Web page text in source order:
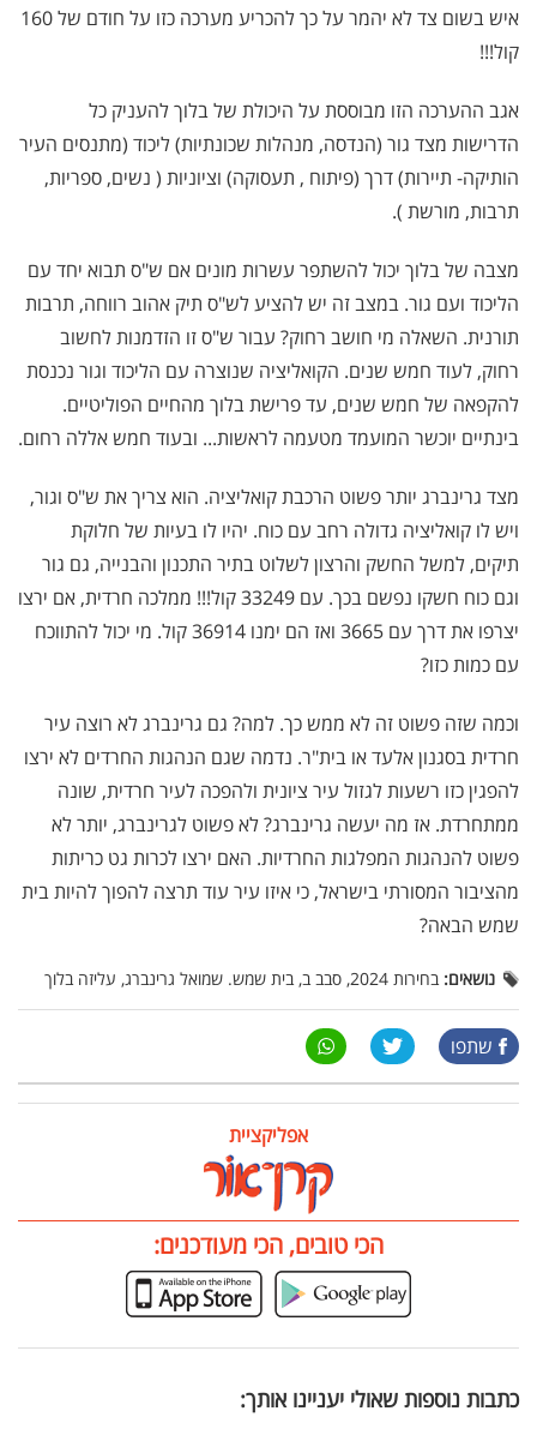
איש בשום צד לא יהמר על כך להכריע מערכה כזו על חודם של 160
קול!!!
אגב ההערכה הזו מבוססת על היכולת של בלוך להעניק כל
הדרישות מצד גור (הנדסה, מנהלות שכונתיות) ליכוד (מתנסים העיר
הותיקה- תיירות) דרך (פיתוח , תעסוקה) וציוניות ( נשים, ספריות,
תרבות, מורשת ).
מצבה של בלוך יכול להשתפר עשרות מונים אם ש"ס תבוא יחד עם
הליכוד ועם גור. במצב זה יש להציע לש"ס תיק אהוב רווחה, תרבות
תורנית. השאלה מי חושב רחוק? עבור ש"ס זו הזדמנות לחשוב
רחוק, לעוד חמש שנים. הקואליציה שנוצרה עם הליכוד וגור נכנסת
להקפאה של חמש שנים, עד פרישת בלוך מהחיים הפוליטיים.
בינתיים יוכשר המועמד מטעמה לראשות... ובעוד חמש אללה רחום.
מצד גרינברג יותר פשוט הרכבת קואליציה. הוא צריך את ש"ס וגור,
ויש לו קואליציה גדולה רחב עם כוח. יהיו לו בעיות של חלוקת
תיקים, למשל החשק והרצון לשלוט בתיר התכנון והבנייה, גם גור
וגם כוח חשקו נפשם בכך. עם 33249 קול!!! ממלכה חרדית, אם ירצו
יצרפו את דרך עם 3665 ואז הם ימנו 36914 קול. מי יכול להתווכח
עם כמות כזו?
וכמה שזה פשוט זה לא ממש כך. למה? גם גרינברג לא רוצה עיר
חרדית בסגנון אלעד או בית"ר. נדמה שגם הנהגות החרדים לא ירצו
להפגין כזו רשעות לגזול עיר ציונית ולהפכה לעיר חרדית, שונה
ממתחרדת. אז מה יעשה גרינברג? לא פשוט לגרינברג, יותר לא
פשוט להנהגות המפלגות החרדיות. האם ירצו לכרות גט כריתות
מהציבור המסורתי בישראל, כי איזו עיר עוד תרצה להפוך להיות בית
שמש הבאה?
נושאים: בחירות 2024, סבב ב, בית שמש. שמואל גרינברג, עליזה בלוך
שתפו
אפליקציית
הכי טובים, הכי מעודכנים:
כתבות נוספות שאולי יעניינו אותך: